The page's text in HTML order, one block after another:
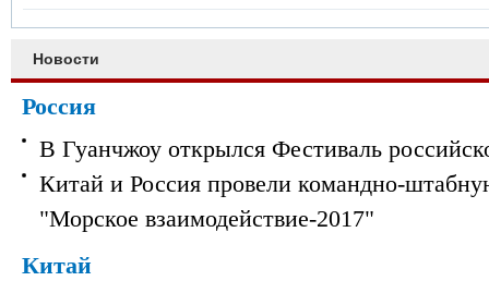
Новости
Россия
В Гуанчжоу открылся Фестиваль
Китай и Россия провели командно-
"Морское взаимодействие-2017"
Китай